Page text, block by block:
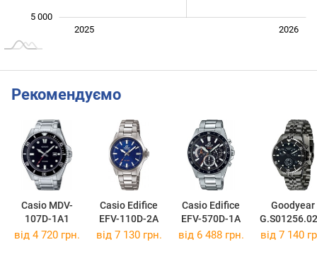
5 000
Січ. 2025 2026
2025
Рекомендуємо
Casio MDV-
107D-1A1
Casio Edifice
EFV-110D-2A
Casio Edifice
EFV-570D-1A
Goodyear
5
від 4 720 грн. від 7 130 грн. від 6 488 грн. від 7 140